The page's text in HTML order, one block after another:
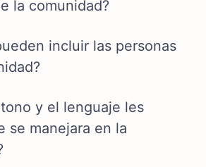
la comunidad?
incluir las personas
y el lenguaje les
se manejara en la